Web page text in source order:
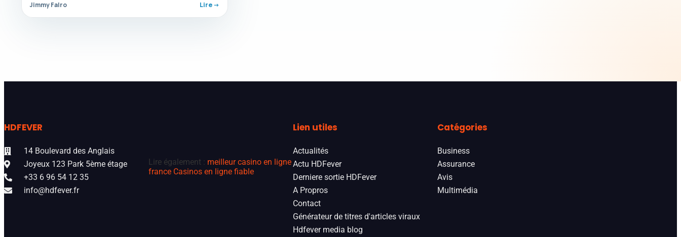
Jimmy Falro Lire ->
HDFEVER
14 Boulevard des Anglais
Joyeux 123 Park 5ème étage
+33 6 96 54 12 35
info@hdfever.fr
Lire également : meilleur casino en ligne
france Casinos en ligne fiable
Lien utiles
Actualités
Actu HDFever
Derniere sortie HDFever
A Propros
Contact
Générateur de titres d'articles viraux
Hdfever media blog
Catégories
Business
Assurance
Avis
Multimédia